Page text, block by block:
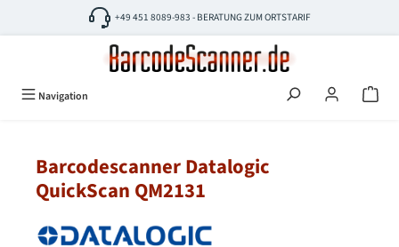
Zum Hauptinhalt springen+49 451 8089-983 - BERATUNG ZUM ORTSTARIF
Navigation
Barcodescanner Datalogic
QuickScan QM2131